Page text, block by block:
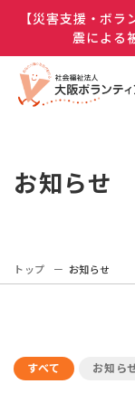
【災害支援・ボ
震による
お知らせ
トップ お知らせ
すべて お知ら